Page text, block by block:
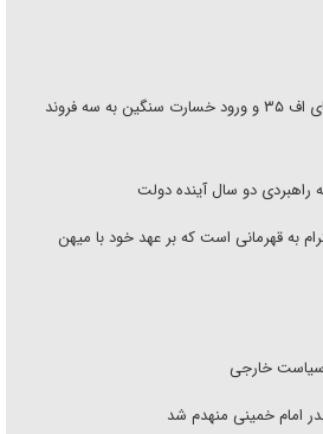
انهدام کامل سه فروند هواپیمای اف ۳۵ و ورود خسارت سنگین به سه فروند
راهبردی دو سال آینده دولت
به قهرمانی است که بر عهد خود با میهن
سیاست خارجی
امام خمینی منهدم شد